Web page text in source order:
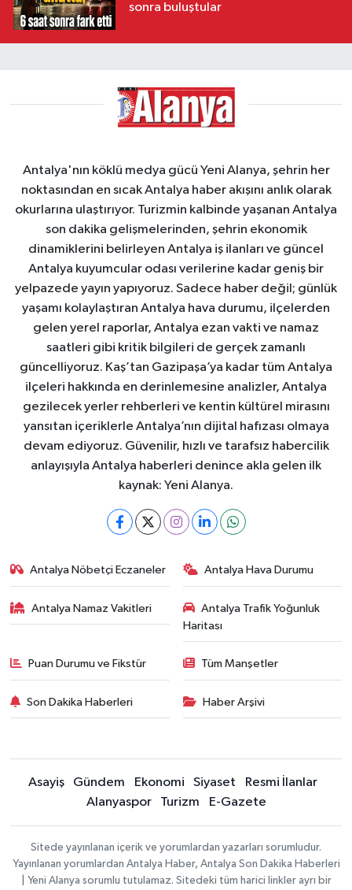
sonra buluştular
Antalya'nın köklü medya gücü Yeni Alanya, şehrin her
noktasından en sıcak Antalya haber akışını anlık olarak
okurlarına ulaştırıyor. Turizmin kalbinde yaşanan Antalya
son dakika gelişmelerinden, şehrin ekonomik
dinamiklerini belirleyen Antalya iş ilanları ve güncel
Antalya kuyumcular odası verilerine kadar geniş bir
yelpazede yayın yapıyoruz. Sadece haber değil; günlük
yaşamı kolaylaştıran Antalya hava durumu, ilçelerden
gelen yerel raporlar, Antalya ezan vakti ve namaz
saatleri gibi kritik bilgileri de gerçek zamanlı
güncelliyoruz. Kaş’tan Gazipaşa’ya kadar tüm Antalya
ilçeleri hakkında en derinlemesine analizler, Antalya
gezilecek yerler rehberleri ve kentin kültürel mirasını
yansıtan içeriklerle Antalya’nın dijital hafızası olmaya
devam ediyoruz. Güvenilir, hızlı ve tarafsız habercilik
anlayışıyla Antalya haberleri denince akla gelen ilk
kaynak: Yeni Alanya.
Antalya Nöbetçi Eczaneler Antalya Hava Durumu
Antalya Namaz Vakitleri
Antalya Trafik Yoğunluk
Haritası
Puan Durumu ve Fikstür Tüm Manşetler
Son Dakika Haberleri Haber Arşivi
Asayiş Gündem Ekonomi Siyaset
Resmi İlanlar
Alanyaspor
Turizm E-Gazete
Sitede yayınlanan içerik ve yorumlardan yazarları sorumludur.
Yayınlanan yorumlardan Antalya Haber, Antalya Son Dakika Haberleri
| Yeni Alanya sorumlu tutulamaz. Sitedeki tüm harici linkler ayrı bir